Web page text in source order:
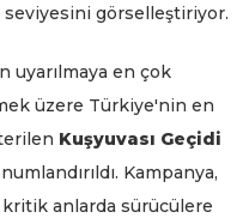
görselleştiriyor.
uyarılmaya en çok
üzere Türkiye'nin en
Kuşyuvası Geçidi
Kampanya,
anlarda sürücülere